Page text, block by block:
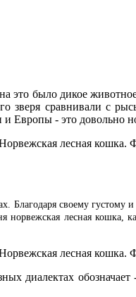
это было дикое
зверя сравнивали с
Европы - это довольно
Благодаря своему
лесная кошка,
диалектах